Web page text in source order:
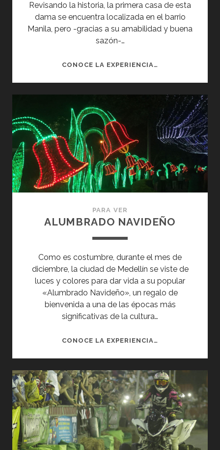
Revisando la historia, la primera casa de esta
dama se encuentra localizada en el barrio
Manila, pero -gracias a su amabilidad y buena
sazón-…
CONOCE LA EXPERIENCIA…
PARA VER
ALUMBRADO NAVIDEÑO
Como es costumbre, durante el mes de
diciembre, la ciudad de Medellín se viste de
luces y colores para dar vida a su popular
«Alumbrado Navideño», un regalo de
bienvenida a una de las épocas más
significativas de la cultura…
CONOCE LA EXPERIENCIA…